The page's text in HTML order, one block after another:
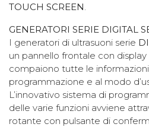
TOUCH SCREEN.
GENERATORI SERIE DIGITAL
I generatori di ultrasuoni serie
un pannello frontale con
compaiono tutte le
programmazione e al modo
L’innovativo sistema di
delle varie funzioni avviene
rotante con pulsante di